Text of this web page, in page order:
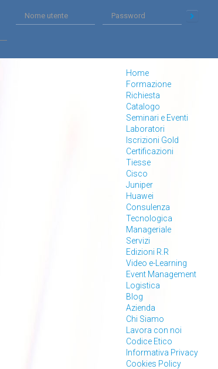
Home
Formazione
Richiesta
Catalogo
Seminari e Eventi
Laboratori
Iscrizioni Gold
Certificazioni
Tiesse
Cisco
Juniper
Huawei
Consulenza
Tecnologica
Manageriale
Servizi
Edizioni R.R
Video e-Learning
Event Management
Logistica
Blog
Azienda
Chi Siamo
Lavora con noi
Codice Etico
Informativa Privacy
Cookies Policy